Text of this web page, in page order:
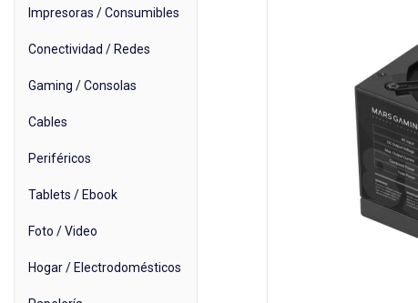
Impresoras / Consumibles
Conectividad / Redes
Gaming / Consolas
Cables
Periféricos
Tablets / Ebook
Foto / Video
Hogar / Electrodomésticos